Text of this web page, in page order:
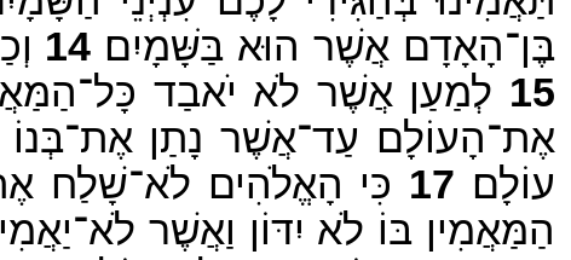
בֶּן־הָאָדָם אֲשֶׁר הוּא בַּשָּׁמָיִם׃ 14
15 לְמַעַן אֲשֶׁר לֹא יֹאבַד
אֶת־הָעוֹלָם עַד־אֲשֶׁר נָתַן אֶת־בְּנוֹ
עוֹלָם׃ 17 כִּי הָאֱלֹהִים לֹא־שָׁלַח
הַמַּאֲמִין בּוֹ לֹא יִדּוֹן וַאֲשֶׁר